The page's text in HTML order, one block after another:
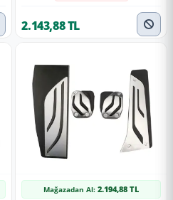
2.143,88 TL
Mağazadan Al:2.194,88 TL